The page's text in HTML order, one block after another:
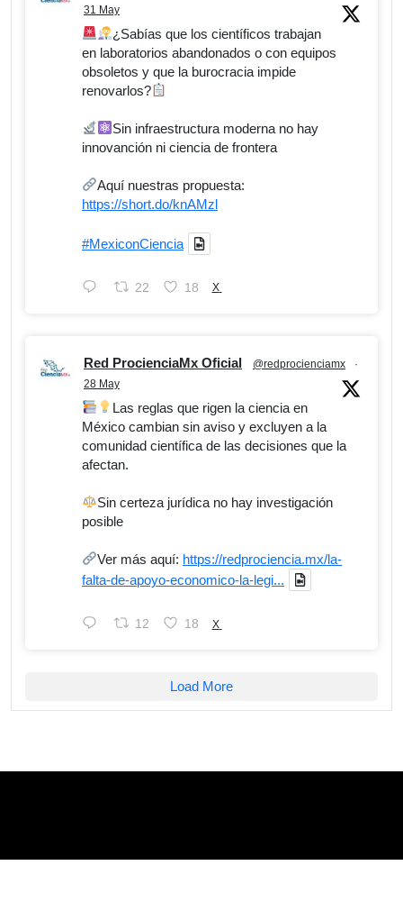
31 May
¿Sabías que los científicos trabajan
en laboratorios abandonados o con equipos
obsoletos y que la burocracia impide
renovarlos?
Sin infraestructura moderna no hay
innovanción ni ciencia de frontera
Aquí nuestras propuesta:
https://short.do/knAMzl
#MexiconCiencia
22 18 X
Red ProcienciaMx Oficial @redprocienciamx
·
28 May
Las reglas que rigen la ciencia en
México cambian sin aviso y excluyen a la
comunidad científica de las decisiones que la
afectan.
Sin certeza jurídica no hay investigación
posible
Ver más aquí: https://redprociencia.mx/la-
falta-de-apoyo-economico-la-legi...
12 18 X
Load More